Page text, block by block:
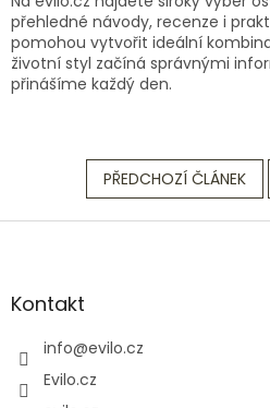
přehledné návody, recenze i
pomohou vytvořit ideální
životní styl začíná správnými
přinášíme každý den.
PŘEDCHOZÍ ČLÁNEK
Z
aKontakt
info@evilo.cz
Evilo.cz